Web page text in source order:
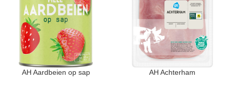
AH Aardbeien op sap AH Achterham